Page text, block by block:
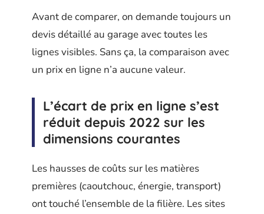
Avant de comparer, on demande toujours un
devis détaillé au garage avec toutes les
lignes visibles. Sans ça, la comparaison avec
un prix en ligne n’a aucune valeur.
L’écart de prix en ligne s’est
réduit depuis 2022 sur les
dimensions courantes
Les hausses de coûts sur les matières
premières (caoutchouc, énergie, transport)
ont touché l’ensemble de la filière. Les sites